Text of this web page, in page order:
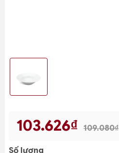
103.626₫ 109.080₫
Số lượng